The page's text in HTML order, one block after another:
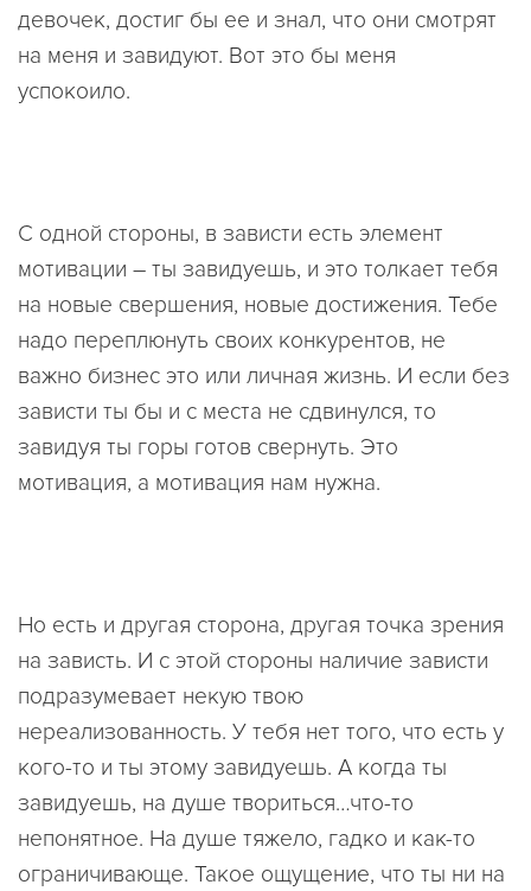
девочек, достиг бы ее и знал, что они смотрят
на меня и завидуют. Вот это бы меня
успокоило.
С одной стороны, в зависти есть элемент
мотивации – ты завидуешь, и это толкает тебя
на новые свершения, новые достижения. Тебе
надо переплюнуть своих конкурентов, не
важно бизнес это или личная жизнь. И если без
зависти ты бы и с места не сдвинулся, то
завидуя ты горы готов свернуть. Это
мотивация, а мотивация нам нужна.
Но есть и другая сторона, другая точка зрения
на зависть. И с этой стороны наличие зависти
подразумевает некую твою
нереализованность. У тебя нет того, что есть у
кого-то и ты этому завидуешь. А когда ты
завидуешь, на душе твориться…что-то
непонятное. На душе тяжело, гадко и как-то
ограничивающе. Такое ощущение, что ты ни на